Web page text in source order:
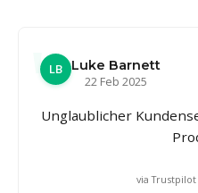
LB
Luke Barnett
22 Feb 2025
Unglaublicher
via